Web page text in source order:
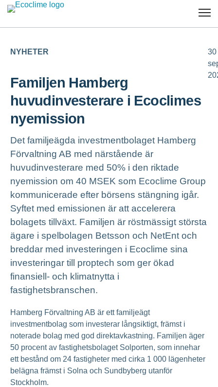
NYHETER
30
Familjen Hamberg
huvudinvesterare i Ecoclimes
nyemission
Det familjeägda investmentbolaget Hamberg
Förvaltning AB med närstående är
huvudinvesterare med 50% i den riktade
nyemission om 40 MSEK som Ecoclime Group
kommunicerade efter börsens stängning igår.
Syftet med emissionen är att accelerera
bolagets tillväxt. Familjen är röstmässigt största
ägare i spelbolagen Betsson och NetEnt och
breddar med investeringen i Ecoclime sina
investeringar till proptech som ger ökad
finansiell- och klimatnytta i
fastighetsbranschen.
Hamberg Förvaltning AB är ett familjeägt
investmentbolag som investerar långsiktigt, främst i
noterade bolag med god direktavkastning. Familjen äger
50 procent av fastighetsbolaget Solporten, som innehar
ett bestånd om 24 fastigheter med cirka 1 000 lägenheter
belägna främst i Solna och Sundbyberg utanför
Stockholm.